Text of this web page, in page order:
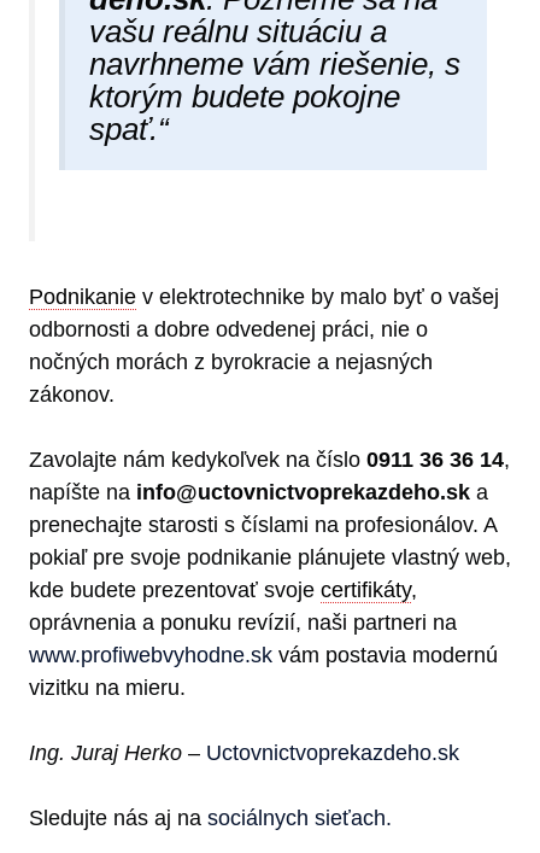
vašu reálnu situáciu a
navrhneme vám riešenie, s
ktorým budete pokojne
spať.“
Podnikanie v elektrotechnike by malo byť o vašej
odbornosti a dobre odvedenej práci, nie o
nočných morách z byrokracie a nejasných
zákonov.
Zavolajte nám kedykoľvek na číslo 0911 36 36 14,
napíšte na info@uctovnictvoprekazdeho.sk a
prenechajte starosti s číslami na profesionálov. A
pokiaľ pre svoje podnikanie plánujete vlastný web,
kde budete prezentovať svoje certifikáty,
oprávnenia a ponuku revízií, naši partneri na
www.profiwebvyhodne.sk vám postavia modernú
vizitku na mieru.
Ing. Juraj Herko – Uctovnictvoprekazdeho.sk
Sledujte nás aj na sociálnych sieťach.